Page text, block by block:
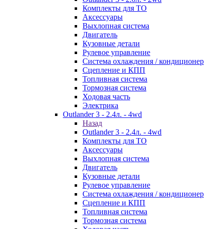
Комплекты для ТО
Аксессуары
Выхлопная система
Двигатель
Кузовные детали
Рулевое управление
Система охлаждения / кондиционер
Сцепление и КПП
Топливная система
Тормозная система
Ходовая часть
Электрика
Outlander 3 - 2.4л. - 4wd
Назад
Outlander 3 - 2.4л. - 4wd
Комплекты для ТО
Аксессуары
Выхлопная система
Двигатель
Кузовные детали
Рулевое управление
Система охлаждения / кондиционер
Сцепление и КПП
Топливная система
Тормозная система